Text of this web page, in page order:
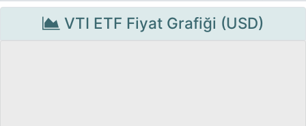
VTI ETF Fiyat Grafiği (USD)